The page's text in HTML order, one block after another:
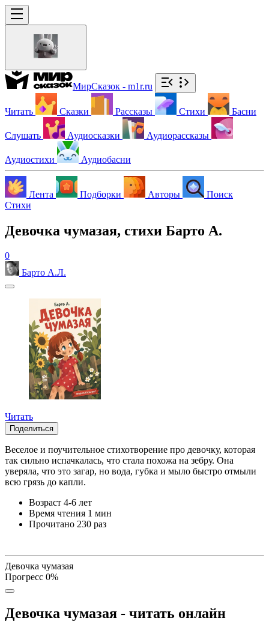
МирСказок - m1r.ru
Читать Сказки Рассказы Стихи Басни
Слушать Аудиосказки Аудиорассказы
Аудиостихи Аудиобасни
Лента Подборки Авторы
Поиск
Стихи
Девочка чумазая, стихи Барто А.
0
Барто А.Л.
Читать
Поделиться
Веселое и поучительное стихотворение про девочку, которая
так сильно испачкалась, что стала похожа на зебру. Она
уверяла, что это загар, но вода, губка и мыло быстро отмыли
всю грязь до капли.
Возраст 4-6 лет
Время чтения 1 мин
Прочитано 230 раз
Девочка чумазая
Прогресс 0%
Девочка чумазая - читать онлайн